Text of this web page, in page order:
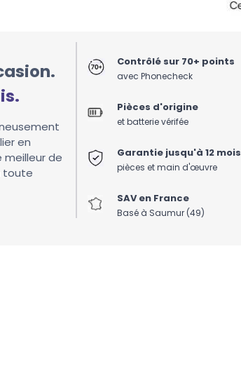
en
meilleur de
toute
Contrôlé sur 70+ points
avec Phonecheck
Pièces d'origine
et batterie vérifée
Garantie jusqu'à 12 mois
pièces et main d'œuvre
SAV en France
Basé à Saumur (49)